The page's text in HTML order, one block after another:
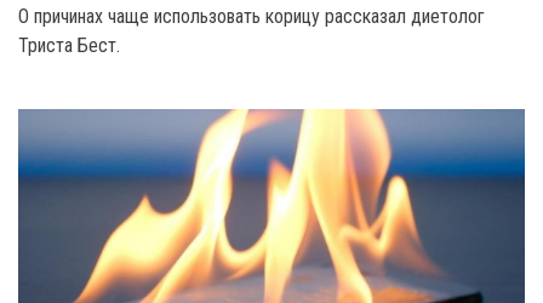
О причинах чаще использовать корицу рассказал диетолог
Триста Бест.